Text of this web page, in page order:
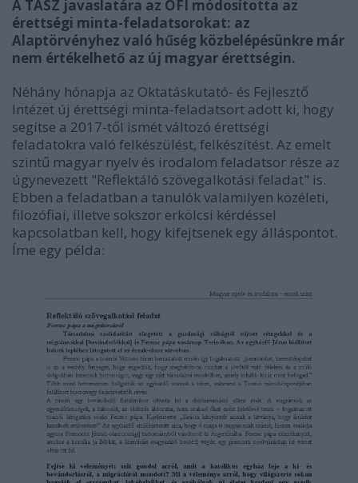
A TASZ javaslatára az OFI módosította az
érettségi minta-feladatsorokat: az
Alaptörvényhez való hűség közbelépésünkre már
nem értékelhető az új magyar érettségin.
Néhány hónapja az Oktatáskutató- és Fejlesztő
Intézet új érettségi minta-feladatsort adott ki, hogy
segítse a 2017-től ismét változó érettségi
feladatokra való felkészülést, felkészítést. Az emelt
szintű magyar nyelv és irodalom feladatsor része az
úgynevezett "Reflektáló szövegalkotási feladat" is.
Ebben a feladatban a tanulók valamilyen közéleti,
filozófiai, illetve sokszor erkölcsi kérdéssel
kapcsolatban kell, hogy kifejtsenek egy álláspontot.
Íme egy példa: